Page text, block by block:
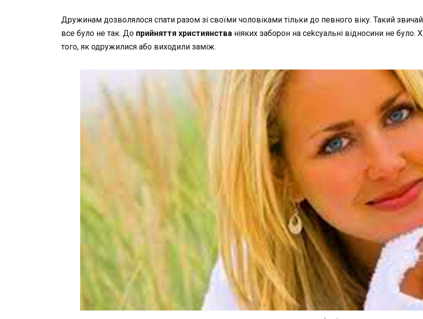
Дружинам дозволялося спати разом зі своїми чоловіками тільки до певного віку. Такий звичай
все було не так. До прийняття християнства ніяких заборон на cekсуальні відносини не було.
того, як одружилися або виходили заміж.